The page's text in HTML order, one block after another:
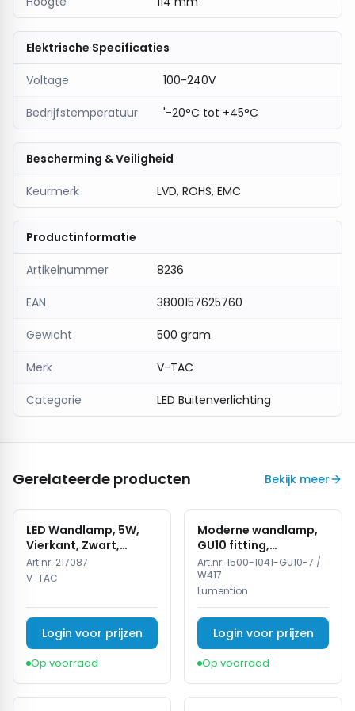
Energiezuinige LED-technologie
Met een vermogen van 20W en een levensduur tot
circa 30.000 branduren.
Toepassingen
entrees en andere buitenruimtes.
Elektrische Specificaties
Voltage 100-240V
Bedrijfstemperatuur '-20°C tot +45°C
Bescherming & Veiligheid
Keurmerk LVD, ROHS, EMC
Productinformatie
Artikelnummer 8236
EAN 3800157625760
Gewicht 500 gram
Merk V-TAC
Categorie LED Buitenverlichting
Gerelateerde producten Bekijk meer
LED Wandlamp, 5W,
Vierkant, Zwart,
4000K Neutraal Wit
Art.nr: 217087
V-TAC
Login voor prijzen
Op voorraad
Moderne wandlamp,
GU10 fitting,
Aluminium, IP65,
Corten
Art.nr: 1500-1041-GU10-7 /
W417
Lumention
Login voor prijzen
Op voorraad